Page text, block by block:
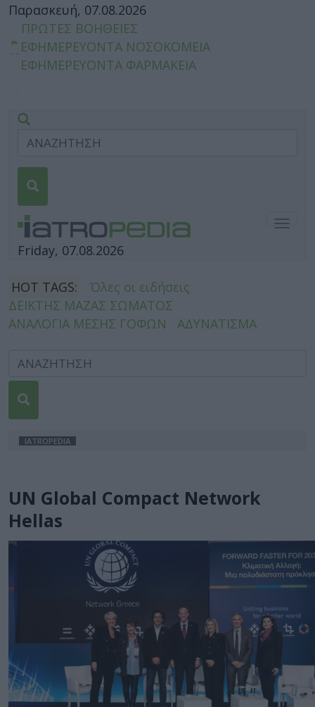
Παρασκευή, 07.08.2026
ΠΡΩΤΕΣ ΒΟΗΘΕΙΕΣ
ΕΦΗΜΕΡΕΥΟΝΤΑ ΝΟΣΟΚΟΜΕΙΑ
ΕΦΗΜΕΡΕΥΟΝΤΑ ΦΑΡΜΑΚΕΙΑ
Friday, 07.08.2026
HOT TAGS:
Όλες οι ειδήσεις
ΔΕΙΚΤΗΣ ΜΑΖΑΣ ΣΩΜΑΤΟΣ
ΑΝΑΛΟΓΙΑ ΜΕΣΗΣ ΓΟΦΩΝ
ΑΔΥΝΑΤΙΣΜΑ
IATROPEDIA
UN Global Compact Network
Hellas